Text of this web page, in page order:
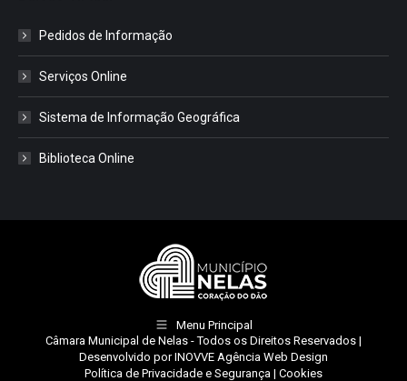
Pedidos de Informação
Serviços Online
Sistema de Informação Geográfica
Biblioteca Online
Menu Principal
Câmara Municipal de Nelas - Todos os Direitos Reservados |
Desenvolvido porINOVVE Agência Web Design
Política de Privacidade e Segurança | Cookies